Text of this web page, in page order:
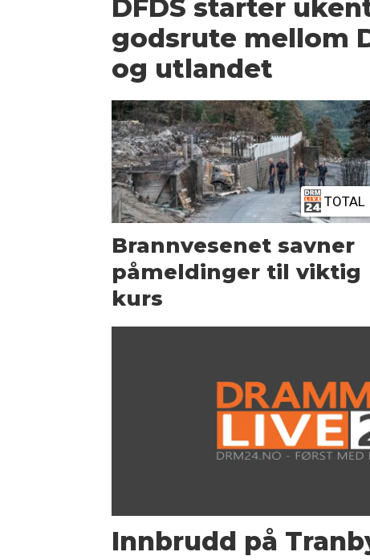
DFDS starter
godsrute mellom
og utlandet
TOTAL
Brannvesenet savner
påmeldinger til viktig
kurs
Innbrudd på